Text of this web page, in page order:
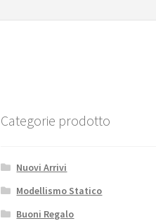
Categorie prodotto
Nuovi Arrivi
Modellismo Statico
Buoni Regalo